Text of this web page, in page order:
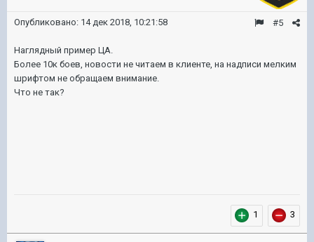
#5
Опубликовано: 14 дек 2018, 10:21:58
Наглядный пример ЦА.
Более 10к боев, новости не читаем в клиенте, на надписи мелким
шрифтом не обращаем внимание.
Что не так?
1 3